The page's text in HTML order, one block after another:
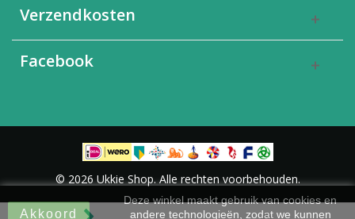
Verzendkosten
Facebook
Akkoord
Deze winkel maakt gebruik van cookies en
andere technologieën, zodat we kunnen
© 2026 Ukkie Shop. Alle rechten voorbehouden.